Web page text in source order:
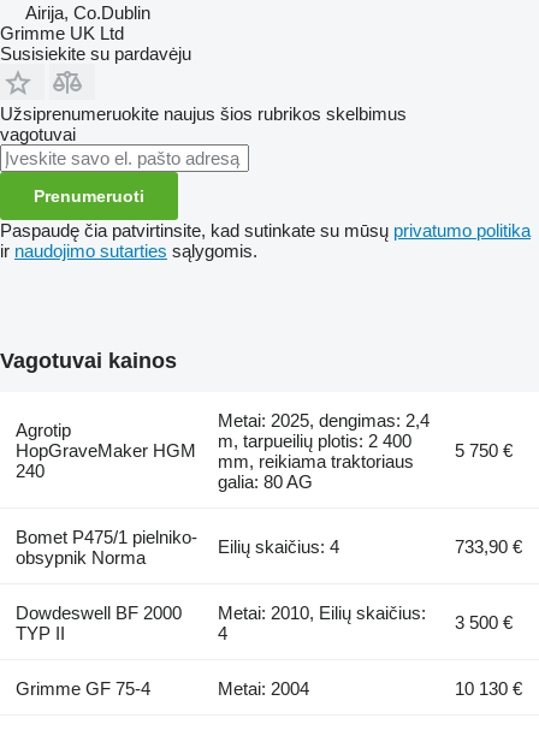
Airija, Co.Dublin
Grimme UK Ltd
Susisiekite su pardavėju
Užsiprenumeruokite naujus šios rubrikos skelbimus
vagotuvai
Prenumeruoti
Paspaudę čia patvirtinsite, kad sutinkate su mūsų privatumo politika
ir naudojimo sutarties sąlygomis.
Vagotuvai kainos
Agrotip
HopGraveMaker HGM
240
Metai: 2025, dengimas: 2,4
m, tarpueilių plotis: 2 400
mm, reikiama traktoriaus
galia: 80 AG
5 750 €
Bomet P475/1 pielniko-
obsypnik Norma
Eilių skaičius: 4 733,90 €
Dowdeswell BF 2000
TYP II
Metai: 2010, Eilių skaičius:
4
3 500 €
Grimme GF 75-4 Metai: 2004 10 130 €